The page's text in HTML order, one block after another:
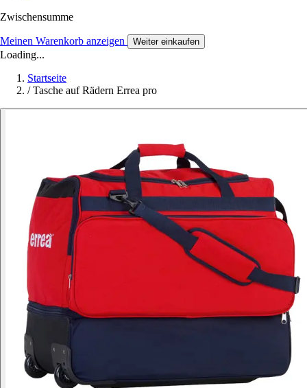
Zwischensumme
Meinen Warenkorb anzeigen Weiter einkaufen
Loading...
Startseite
/ Tasche auf Rädern Errea pro